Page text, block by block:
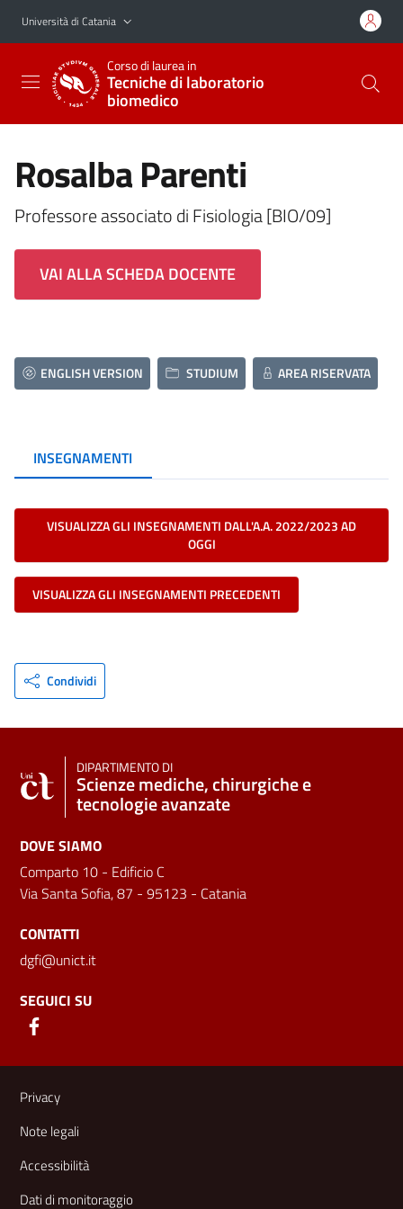
Vai al contenuto principale
Vai al menu di navigazione
Università di Catania
Corso di laurea in
Tecniche di laboratorio
biomedico
Rosalba Parenti
Professore associato di Fisiologia [BIO/09]
VAI ALLA SCHEDA DOCENTE
ENGLISH VERSION STUDIUM AREA RISERVATA
INSEGNAMENTI
VISUALIZZA GLI INSEGNAMENTI DALL'A.A. 2022/2023 AD
OGGI
VISUALIZZA GLI INSEGNAMENTI PRECEDENTI
Condividi
DIPARTIMENTO DI
Scienze mediche, chirurgiche e
tecnologie avanzate
DOVE SIAMO
Comparto 10 - Edificio C
Via Santa Sofia, 87 - 95123 - Catania
CONTATTI
dgfi@unict.it
SEGUICI SU
Link e informazioni utili
Privacy
Note legali
Accessibilità
Dati di monitoraggio